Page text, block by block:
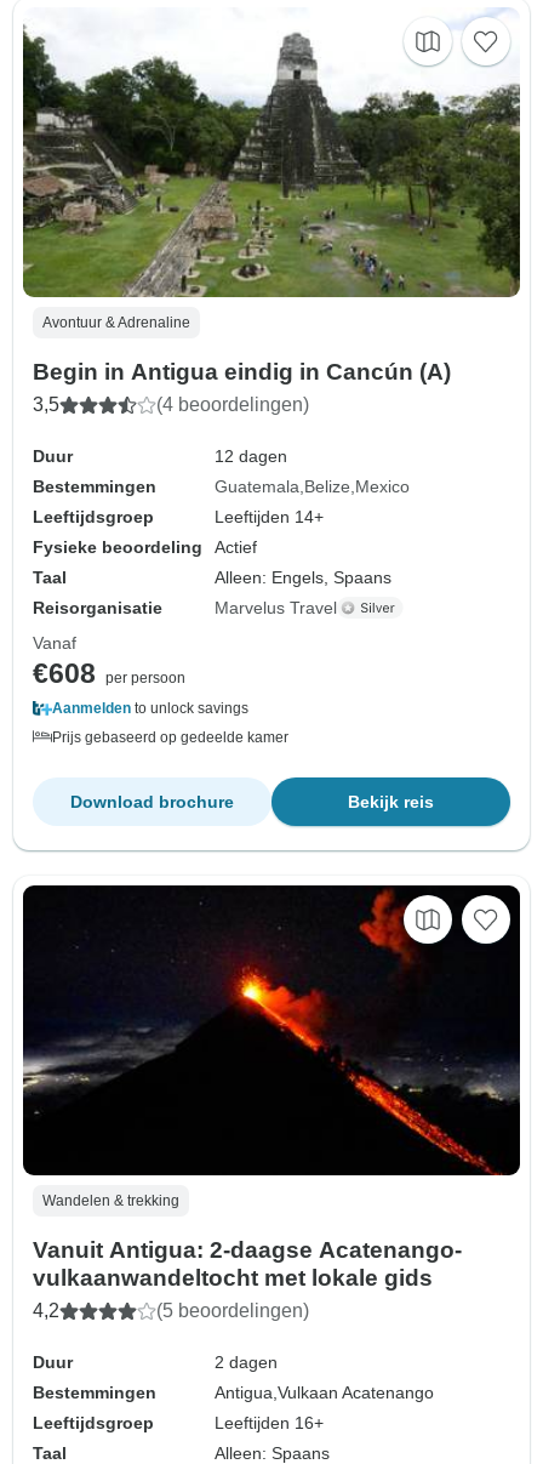
Avontuur & Adrenaline
Begin in Antigua eindig in Cancún (A)
3,5 (4 beoordelingen)
Duur
12 dagen
Bestemmingen
Guatemala Belize Mexico
Leeftijdsgroep
Leeftijden 14+
Fysieke beoordeling
Actief
Taal
Alleen: Engels, Spaans
Reisorganisatie
Marvelus Travel
Vanaf
€608
per persoon
Aanmelden to unlock savings
Prijs gebaseerd op gedeelde kamer
Bekijk reis
Download brochure
Wandelen & trekking
Vanuit Antigua: 2-daagse Acatenango-
vulkaanwandeltocht met lokale gids
4,2 (5 beoordelingen)
Duur
2 dagen
Bestemmingen
Antigua,Vulkaan Acatenango
Leeftijdsgroep
Leeftijden 16+
Taal
Alleen: Spaans